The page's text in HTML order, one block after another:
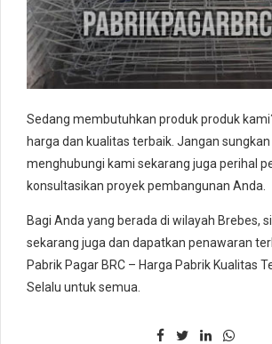
Sedang membutuhkan produk produk
harga dan kualitas terbaik. Jangan
menghubungi kami sekarang juga perihal
konsultasikan proyek pembangunan Anda.
Bagi Anda yang berada di wilayah Brebes,
sekarang juga dan dapatkan penawaran
Pabrik Pagar BRC – Harga Pabrik Kualitas
Selalu untuk semua.